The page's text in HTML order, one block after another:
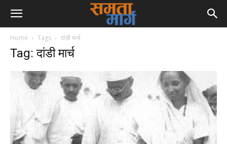
Home Tags दांडी मार्च
Tag: दांडी मार्च